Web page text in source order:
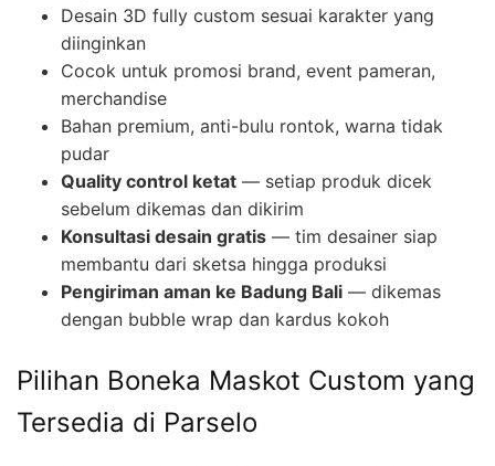
Desain 3D fully custom sesuai karakter yang
diinginkan
Cocok untuk promosi brand, event pameran,
merchandise
Bahan premium, anti-bulu rontok, warna tidak
pudar
Quality control ketat — setiap produk dicek
sebelum dikemas dan dikirim
Konsultasi desain gratis — tim desainer siap
membantu dari sketsa hingga produksi
Pengiriman aman ke Badung Bali — dikemas
dengan bubble wrap dan kardus kokoh
Pilihan Boneka Maskot Custom yang
Tersedia di Parselo